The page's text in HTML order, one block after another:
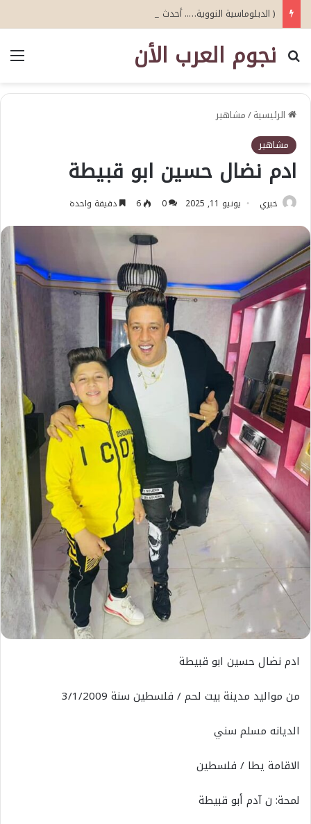
( الدبلوماسية النووية….. أحدث اصدارات أبو عيطة )
نجوم العرب الأن
بحث عن
الرئيسية/مشاهير
مشاهير
ادم نضال حسين ابو قبيطة
خيري يونيو 11, 2025 0
6 دقيقة واحدة
ادم نضال حسين ابو قبيطة
من مواليد مدينة بيت لحم / فلسطين سنة 3/1/2009
الديانه مسلم سني
الاقامة يطا / فلسطين
لمحة: ن آدم أبو قبيطة